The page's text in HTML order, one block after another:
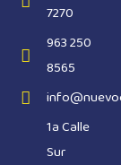
7270
963 250
8565
1a Calle
Sur